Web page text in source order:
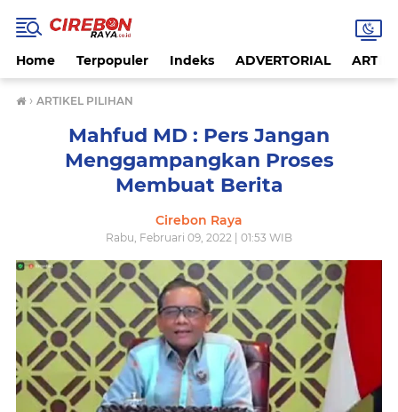
Home Terpopuler Indeks ADVERTORIAL
› ARTIKEL PILIHAN
Mahfud MD : Pers Jangan
Menggampangkan Proses
Membuat Berita
Cirebon Raya
Rabu, Februari 09, 2022 | 01:53 WIB